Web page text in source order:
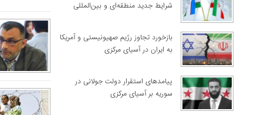
شرایط جدید منطقه‌ای و بین‌المللی
​بازخورد تجاوز رژیم صهیونیستی و آمریکا
به ایران در آسیای مرکزی
پیامدهای استقرار دولت جولانی در
سوریه بر آسیای مرکزی